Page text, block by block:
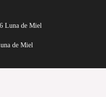
Luna de Miel
de Miel